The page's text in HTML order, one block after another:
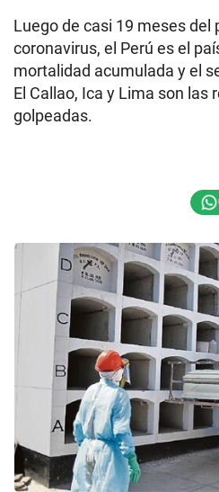
Luego de casi 19 meses del
coronavirus, el Perú es el
mortalidad acumulada y el
El Callao, Ica y Lima son las
golpeadas.